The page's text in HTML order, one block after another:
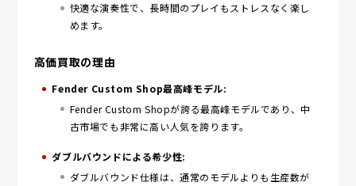
快適な演奏性で、長時間のプレイもストレスなく楽し
めます。
高価買取の理由
Fender Custom Shop最高峰モデル:
Fender Custom Shopが誇る最高峰モデルであり、中
古市場でも非常に高い人気を誇ります。
ダブルバウンドによる希少性:
ダブルバウンド仕様は、通常のモデルよりも生産数が